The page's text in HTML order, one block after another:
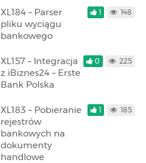
XL184 – Parser
pliku wyciągu
bankowego
1 148
XL157 – Integracja
z iBiznes24 – Erste
Bank Polska
0 225
XL183 – Pobieranie
rejestrów
bankowych na
dokumenty
handlowe
1 185